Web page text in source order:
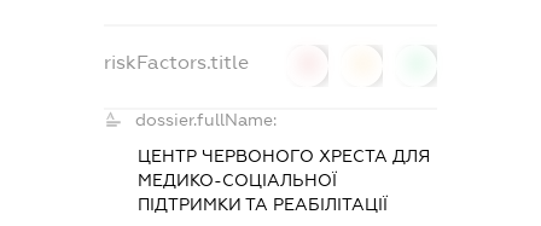
riskFactors.title
dossier.fullName:
ЦЕНТР ЧЕРВОНОГО ХРЕСТА ДЛЯ
МЕДИКО-СОЦІАЛЬНОЇ
ПІДТРИМКИ ТА РЕАБІЛІТАЦІЇ